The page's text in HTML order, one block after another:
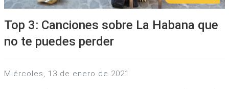
Top 3: Canciones sobre La Habana que
no te puedes perder
miércoles, 13 de enero de 2021